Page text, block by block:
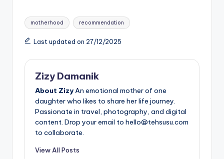
Tags:
motherhood recommendation
Last updated on 27/12/2025
Zizy Damanik
About ZizyAn emotional mother of one
daughter who likes to share her life journey.
Passionate in travel, photography, and digital
content. Drop your email to hello@tehsusu.com
to collaborate.
View All Posts